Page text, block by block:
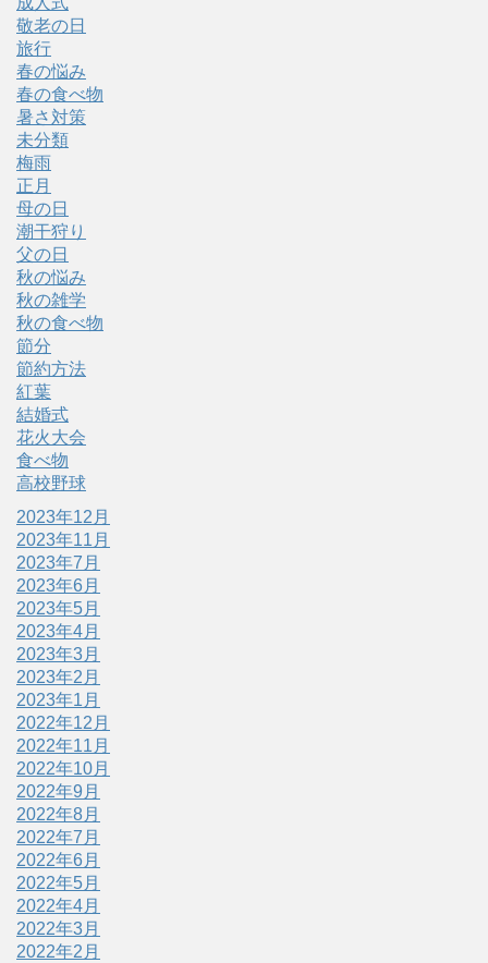
敬老の日
旅行
春の悩み
春の食べ物
暑さ対策
未分類
梅雨
正月
母の日
潮干狩り
父の日
秋の悩み
秋の雑学
秋の食べ物
節分
節約方法
紅葉
結婚式
花火大会
食べ物
高校野球
2023年12月
2023年11月
2023年7月
2023年6月
2023年5月
2023年4月
2023年3月
2023年2月
2023年1月
2022年12月
2022年11月
2022年10月
2022年9月
2022年8月
2022年7月
2022年6月
2022年5月
2022年4月
2022年3月
2022年2月